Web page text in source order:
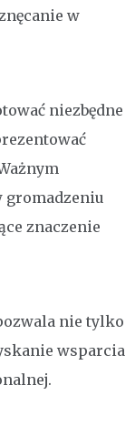
w
niezbędne
gromadzeniu
znaczenie
nie tylko
wsparcia